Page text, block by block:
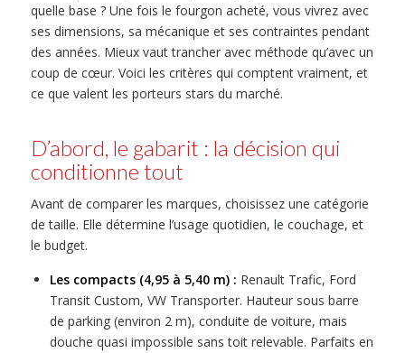
quelle base ? Une fois le fourgon acheté, vous vivrez avec
ses dimensions, sa mécanique et ses contraintes pendant
des années. Mieux vaut trancher avec méthode qu’avec un
coup de cœur. Voici les critères qui comptent vraiment, et
ce que valent les porteurs stars du marché.
D’abord, le gabarit : la décision qui
conditionne tout
Avant de comparer les marques, choisissez une catégorie
de taille. Elle détermine l’usage quotidien, le couchage, et
le budget.
Les compacts (4,95 à 5,40 m) : Renault Trafic, Ford
Transit Custom, VW Transporter. Hauteur sous barre
de parking (environ 2 m), conduite de voiture, mais
douche quasi impossible sans toit relevable. Parfaits en